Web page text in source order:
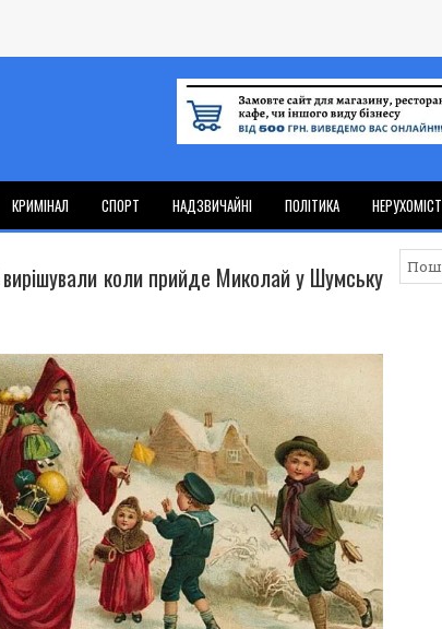
КРИМІНАЛ СПОРТ НАДЗВИЧАЙНІ ПОЛІТИКА
вирішували коли прийде Миколай у Шумську